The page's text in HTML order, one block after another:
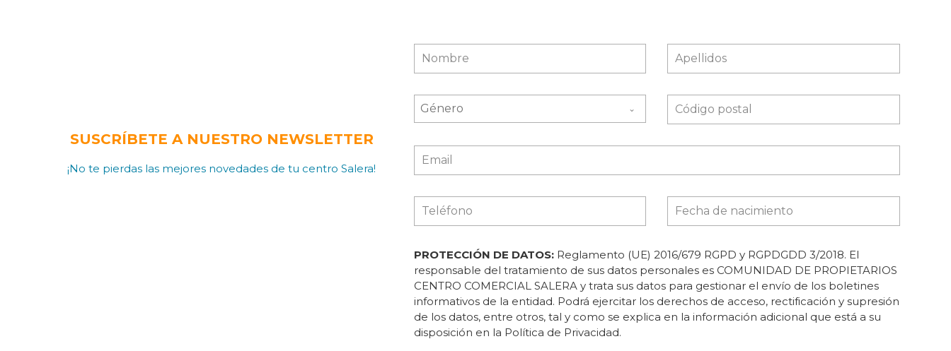
SUSCRÍBETE A NUESTRO NEWSLETTER
¡No te pierdas las mejores novedades de tu centro Salera!
Género
PROTECCIÓN DE DATOS:Reglamento (UE) 2016/679 RGPD y RGPDGDD 3/2018. El
responsable del tratamiento de sus datos personales es COMUNIDAD DE PROPIETARIOS
CENTRO COMERCIAL SALERA y trata sus datos para gestionar el envío de los boletines
informativos de la entidad. Podrá ejercitar los derechos de acceso, rectificación y supresión
de los datos, entre otros, tal y como se explica en la información adicional que está a su
disposición en la Política de Privacidad.